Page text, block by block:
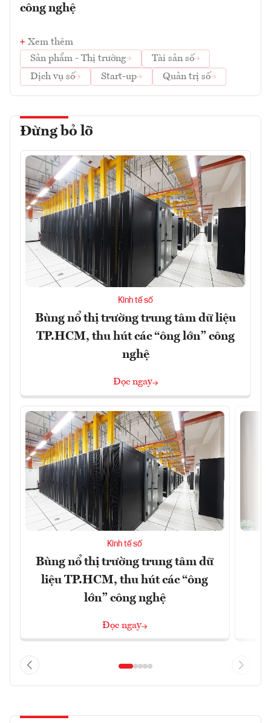
công nghệ
Xem thêm
Sản phẩm - Thị trường
Tài sản số
Dịch vụ số
Start-up Quản trị số
Đừng bỏ lỡ
Kinh tế số
Bùng nổ thị trường trung tâm dữ liệu
TP.HCM, thu hút các “ông lớn” công
nghệ
Đọc ngay
Kinh tế số
Bùng nổ thị trường trung tâm dữ
liệu TP.HCM, thu hút các “ông
lớn” công nghệ
Đọc ngay